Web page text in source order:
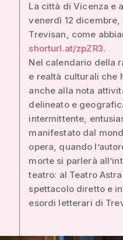
La città di Vicenza e
venerdì 12
Trevisan, come
shorturl.at/zpZR3.
Nel calendario della
e realtà culturali che
anche alla nota
delineato e
intermittente,
manifestato dal
opera, quando
morte si parlerà
teatro: al Teatro
spettacolo diretto e
esordi letterari di